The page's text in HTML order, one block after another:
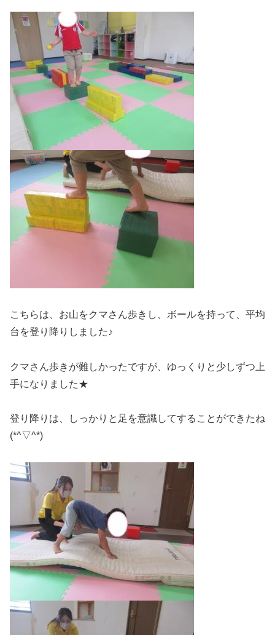
こちらは、お山をクマさん歩きし、ボールを持って、平均
台を登り降りしました♪
クマさん歩きが難しかったですが、ゆっくりと少しずつ上
手になりました★
登り降りは、しっかりと足を意識してすることができたね
(*^▽^*)